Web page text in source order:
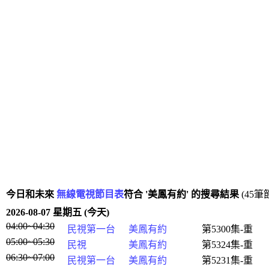
今日和未來 無線電視節目表符合 '美鳳有約' 的搜尋結果 (45筆
2026-08-07 星期五 (今天)
04:00~04:30
民視第一台 美鳳有約
第5300集-重
05:00~05:30
民視 美鳳有約
第5324集-重
06:30~07:00
民視第一台 美鳳有約
第5231集-重